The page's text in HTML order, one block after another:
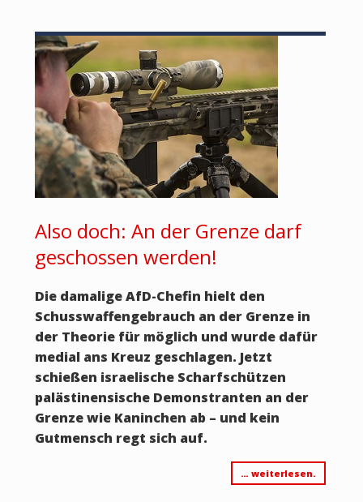
Also doch: An der Grenze darf
geschossen werden!
Die damalige AfD-Chefin hielt den
Schusswaffengebrauch an der Grenze in
der Theorie für möglich und wurde dafür
medial ans Kreuz geschlagen. Jetzt
schießen israelische Scharfschützen
palästinensische Demonstranten an der
Grenze wie Kaninchen ab – und kein
Gutmensch regt sich auf.
… weiterlesen.